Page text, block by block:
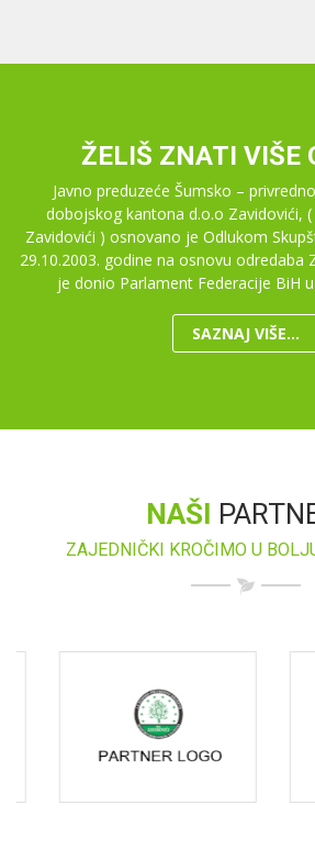
ŽELIŠ ZNATI VIŠE
Javno preduzeće Šumsko –
dobojskog kantona d.o.o Zavidovići, (
Zavidovići ) osnovano je Odlukom
29.10.2003. godine na osnovu odredaba
je donio Parlament Federacije BiH
SAZNAJ VIŠE...
NAŠI
ZAJEDNIČKI KROČIMO U